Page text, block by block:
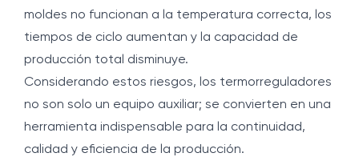
moldes no funcionan a la temperatura correcta, los
tiempos de ciclo aumentan y la capacidad de
producción total disminuye.
Considerando estos riesgos, los termorreguladores
no son solo un equipo auxiliar; se convierten en una
herramienta indispensable para la continuidad,
calidad y eficiencia de la producción.